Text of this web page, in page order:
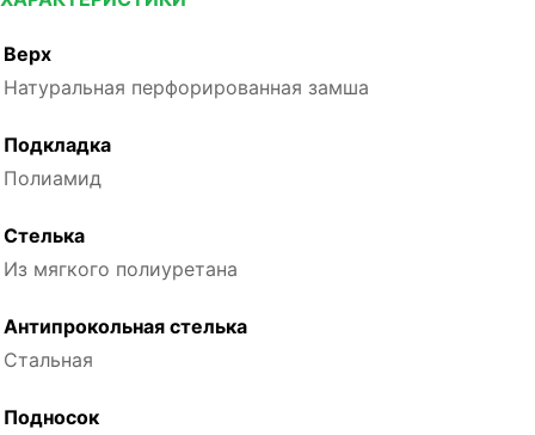
Верх
Натуральная перфорированная замша
Подкладка
Полиамид
Стелька
Из мягкого полиуретана
Антипрокольная стелька
Стальная
Подносок